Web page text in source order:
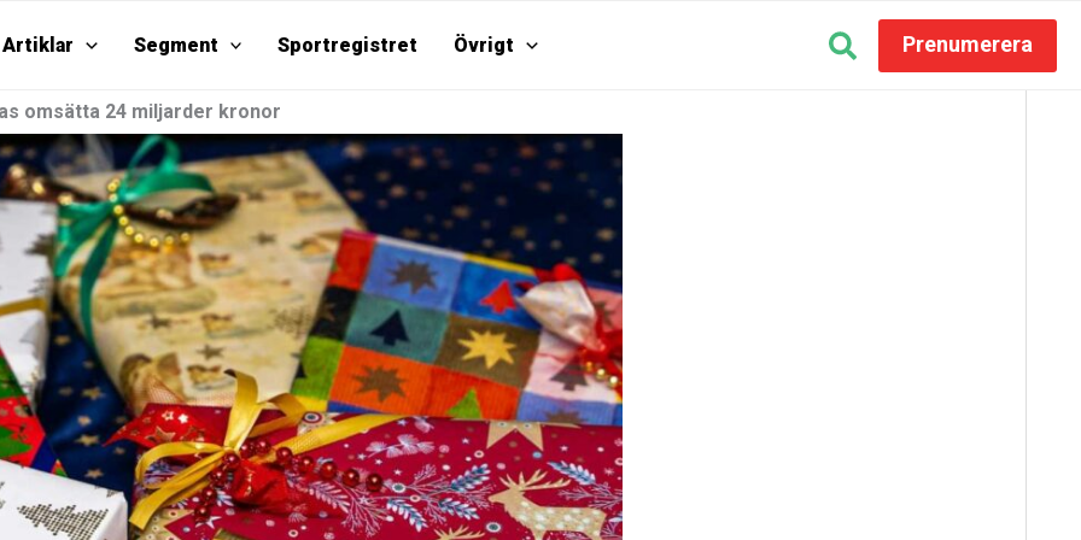
Artiklar Segment Sportregistret Övrigt Prenumerera
omsätta 24 miljarder kronor